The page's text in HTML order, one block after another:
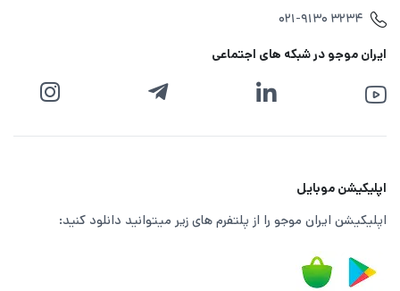
قدرت و عملکرد بهترین ترکیب برای پیروزی در میدان های نبرد
چون با خرید این ارز می توانید به سلاح‌های پیشرفته، لباس‌ها،
اسکین‌ها و تجهیزات خاص دسترسی پیدا کنید و تجربه بازی را
هرچند خرید سی پی اختیاری است، اما گیمرهایی که به‌ دنبال
ارزان و قانونی از ایران موجو
۰۲۱-۹۱۳۰ ۳۲۳۴
ایران موجو در شبکه های اجتماعی
اپلیکیشن موبایل
اپلیکیشن ایران موجو را از پلتفرم های زیر میتوانید دانلود کنید: